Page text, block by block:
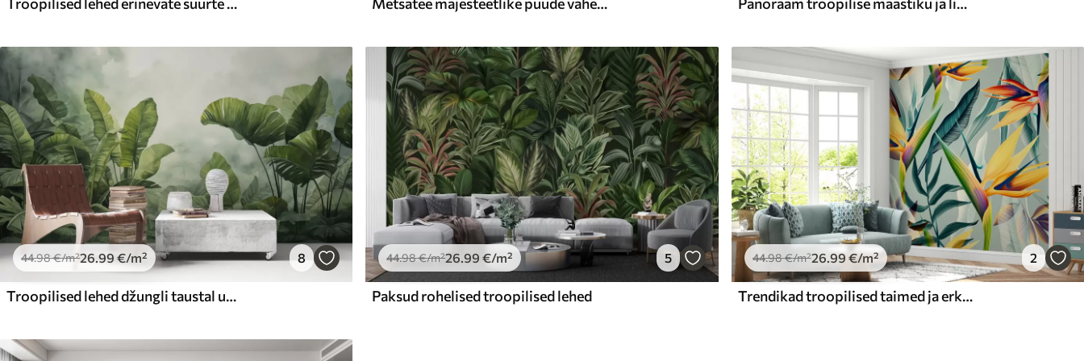
44.98€/m²26 .99 €/m² 8
Troopilised lehed džungli taustal udu märja akvarelliga
44.98€/m²26 .99 €/m² 5
Paksud rohelised troopilised lehed
44.98€/m²26 .99€/m² 2
Trendikad troopilised taimed ja erksavärvilised lehed